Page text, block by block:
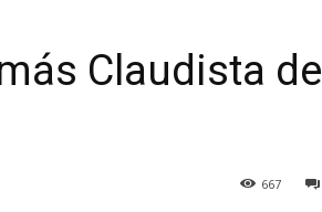
Claudista del
667